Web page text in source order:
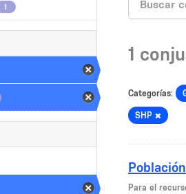
1
1
Categorías:
SHP
Para el